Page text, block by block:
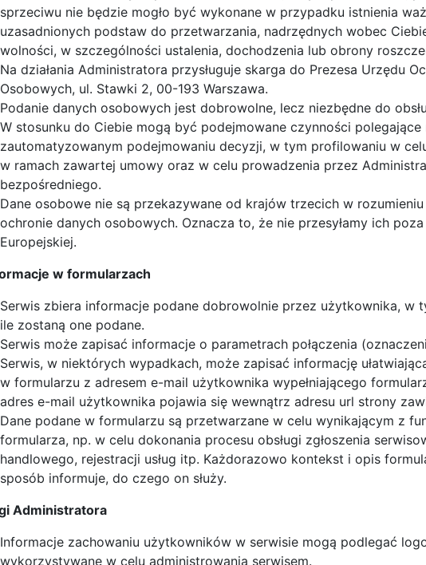
sprzeciwu nie będzie mogło być wykonane w przypadku istnienia
uzasadnionych podstaw do przetwarzania, nadrzędnych wobec
wolności, w szczególności ustalenia, dochodzenia lub obrony
Na działania Administratora przysługuje skarga do Prezesa Urzędu
Osobowych, ul. Stawki 2, 00-193 Warszawa.
Podanie danych osobowych jest dobrowolne, lecz niezbędne do
W stosunku do Ciebie mogą być podejmowane czynności polegające
zautomatyzowanym podejmowaniu decyzji, w tym profilowaniu w
w ramach zawartej umowy oraz w celu prowadzenia przez
bezpośredniego.
Dane osobowe nie są przekazywane od krajów trzecich w
ochronie danych osobowych. Oznacza to, że nie przesyłamy ich
Europejskiej.
w formularzach
Serwis zbiera informacje podane dobrowolnie przez użytkownika, w
ile zostaną one podane.
Serwis może zapisać informacje o parametrach połączenia
Serwis, w niektórych wypadkach, może zapisać informację
w formularzu z adresem e-mail użytkownika wypełniającego
adres e-mail użytkownika pojawia się wewnątrz adresu url strony
Dane podane w formularzu są przetwarzane w celu wynikającym z
formularza, np. w celu dokonania procesu obsługi zgłoszenia
handlowego, rejestracji usług itp. Każdorazowo kontekst i opis
sposób informuje, do czego on służy.
Administratora
Informacje zachowaniu użytkowników w serwisie mogą podlegać
wykorzystywane w celu administrowania serwisem.